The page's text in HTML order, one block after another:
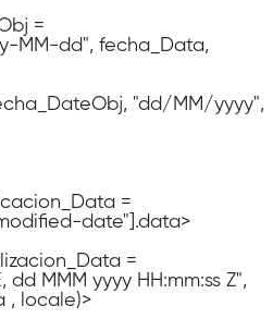
=
MM-dd", fecha_Data,
"dd/MM/yyyy",
=
date"].data>
=
MMM yyyy HH:mm:ss Z",
, locale)>